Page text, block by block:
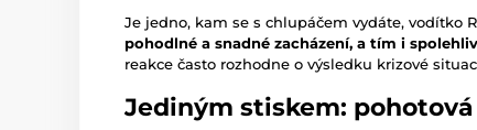
Je jedno, kam se s chlupáčem vydáte, vodítko
pohodlné a snadné zacházení, a tím i
reakce často rozhodne o výsledku krizové
Jediným stiskem: